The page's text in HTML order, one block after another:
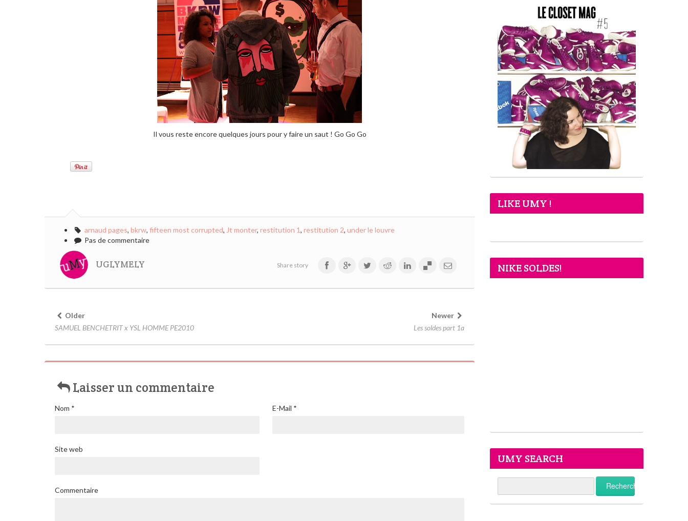
Il vous reste encore quelques jours pour y faire un saut ! Go Go Go
arnaud pages, bkrw, fifteen most corrupted, Jt monter, restitution 1, restitution 2, under le louvre
Pas de commentaire
UGLYMELY Share story
Older
SAMUEL BENCHETRIT x YSL HOMME PE2010
Newer
Les soldes part 1a
Laisser un commentaire
Nom * E-Mail *
Site web
Commentaire
LIKE UMY !
NIKE SOLDES!
UMY SEARCH